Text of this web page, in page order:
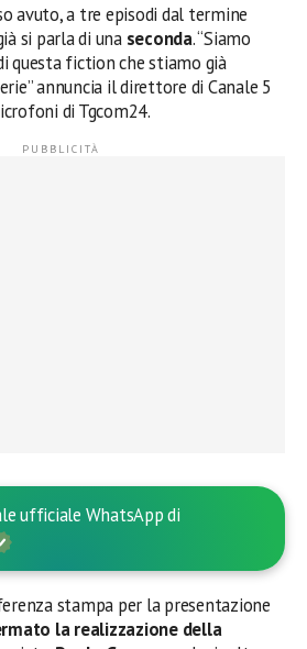
avuto, a tre episodi dal termine
si parla di una seconda. “Siamo
questa fiction che stiamo già
annuncia il direttore di Canale 5
di Tgcom24.
ufficiale WhatsApp di
stampa per la presentazione
la realizzazione della